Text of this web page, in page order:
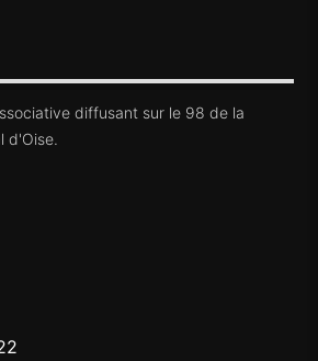
diffusant sur le 98 de la
d'Oise.